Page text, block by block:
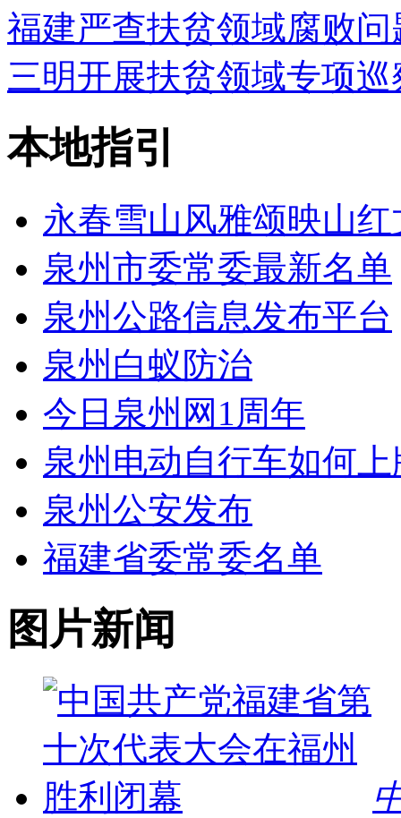
福建严查扶贫领域腐败
三明开展扶贫领域专项
本地指引
永春雪山风雅颂映山
泉州市委常委最新名单
泉州公路信息发布平台
泉州白蚁防治
今日泉州网1周年
泉州电动自行车如何上
泉州公安发布
福建省委常委名单
图片新闻